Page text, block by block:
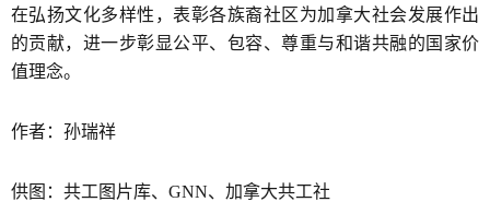
在弘扬文化多样性，表彰各族裔社区为加拿大社会发展作出
的贡献，进一步彰显公平、包容、尊重与和谐共融的国家价
值理念。
作者：孙瑞祥
供图：共工图片库、GNN、加拿大共工社